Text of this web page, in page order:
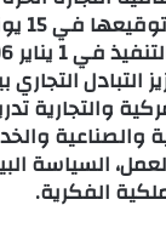
التبادل التجاري
والتجارية
والصناعية
السياسة
الفكرية.